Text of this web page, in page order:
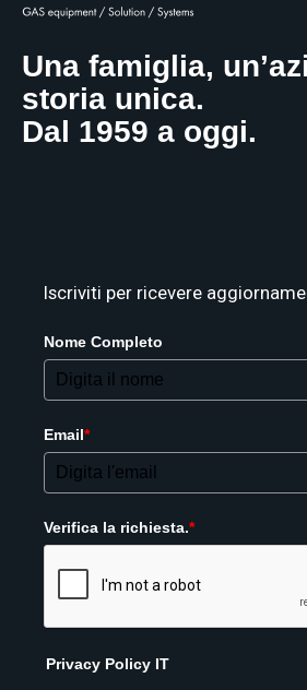
Una famiglia,
storia unica.
Dal 1959 a oggi.
Iscriviti per ricevere
Nome Completo
Email*
Verifica la richiesta.*
Privacy Policy IT